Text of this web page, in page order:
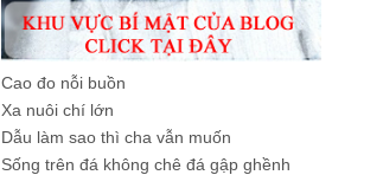
Cao đo nỗi buồn
Xa nuôi chí lớn
Dẫu làm sao thì cha vẫn muốn
Sống trên đá không chê đá gập ghềnh